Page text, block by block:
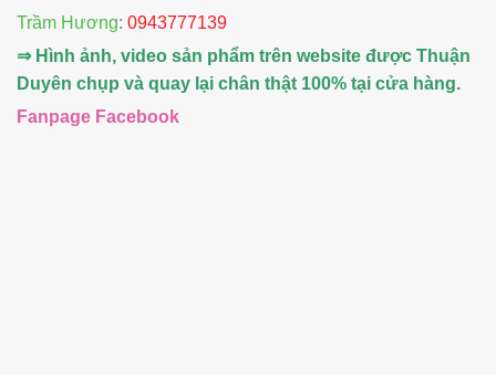
Trầm Hương: 0943777139
⇒ Hình ảnh, video sản phẩm trên website được Thuận
Duyên chụp và quay lại chân thật 100% tại cửa hàng.
Fanpage Facebook